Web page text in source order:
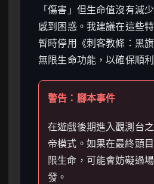
「傷害」但生命值沒有減
感到困惑。我建議在這些
暫時停用《刺客教條：黑
無限生命功能，以確保順利
警告：腳本事件
在遊戲後期進入觀測台
帝模式。如果在最終頭
限生命，可能會妨礙過
發。